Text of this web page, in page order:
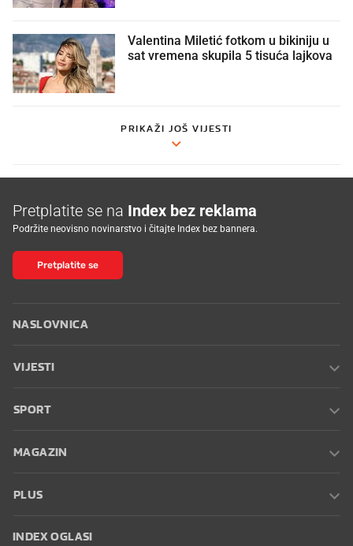
Valentina Miletić fotkom u bikiniju u
sat vremena skupila 5 tisuća lajkova
PRIKAŽI JOŠ VIJESTI
Pretplatite se na Index bez reklama
Podržite neovisno novinarstvo i čitajte Index bez bannera.
Pretplatite se
NASLOVNICA
VIJESTI
SPORT
MAGAZIN
PLUS
INDEX OGLASI